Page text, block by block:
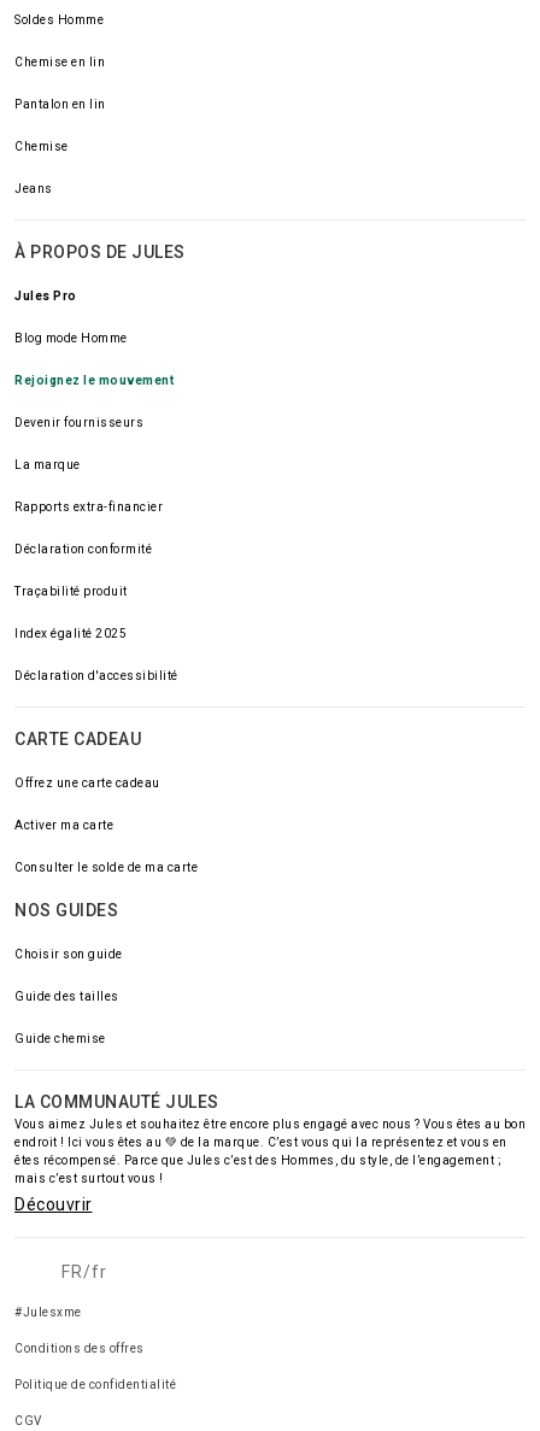
Soldes Homme
Chemise en lin
Pantalon en lin
Chemise
Jeans
À PROPOS DE JULES
Jules Pro
Blog mode Homme
Rejoignez le mouvement
Devenir fournisseurs
La marque
Rapports extra-financier
Déclaration conformité
Traçabilité produit
Index égalité 2025
Déclaration d'accessibilité
CARTE CADEAU
Offrez une carte cadeau
Activer ma carte
Consulter le solde de ma carte
NOS GUIDES
Choisir son guide
Guide des tailles
Guide chemise
LA COMMUNAUTÉ JULES
Vous aimez Jules et souhaitez être encore plus engagé avec nous ? Vous êtes au bon
endroit ! Ici vous êtes au 💚 de la marque. C’est vous qui la représentez et vous en
êtes récompensé. Parce que Jules c’est des Hommes, du style, de l’engagement ;
mais c’est surtout vous !
Découvrir
FR/fr
#Julesxme
Conditions des offres
Politique de confidentialité
CGV